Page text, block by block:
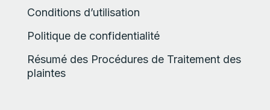
Conditions d’utilisation
Politique de confidentialité
Résumé des Procédures de Traitement des
plaintes